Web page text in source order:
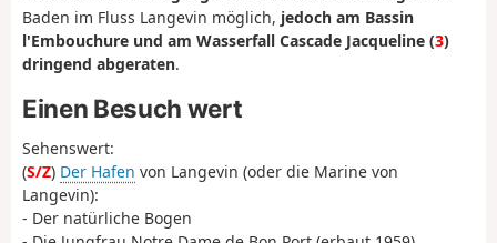
Baden im Fluss Langevin möglich, jedoch am Bassin
l'Embouchure und am Wasserfall Cascade Jacqueline (3)
dringend abgeraten.
Einen Besuch wert
Sehenswert:
(S/Z) Der Hafen von Langevin (oder die Marine von
Langevin):
- Der natürliche Bogen